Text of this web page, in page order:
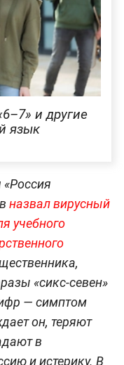
и другие
язык
назвал вирусный
учебного
«сикс-севен»
— симптом
он, теряют
в
и истерику. В